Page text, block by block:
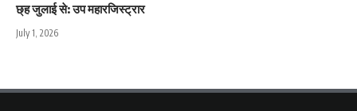
छ्ह जुलाई से: उप महारजिस्ट्रार
July 1, 2026